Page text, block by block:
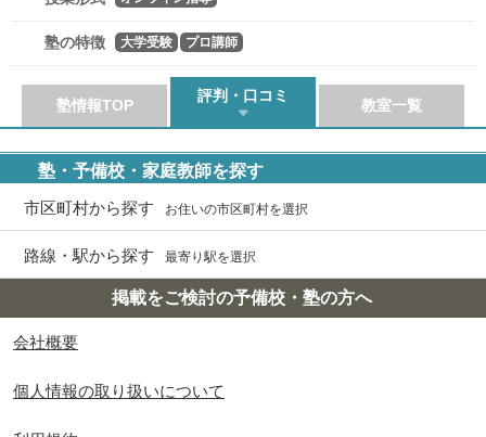
塾の特徴 大学受験 プロ講師
塾情報TOP
評判・口コミ
教室一覧
塾・予備校・家庭教師を探す
市区町村から探す お住いの市区町村を選択
路線・駅から探す 最寄り駅を選択
掲載をご検討の予備校・塾の方へ
会社概要
個人情報の取り扱いについて